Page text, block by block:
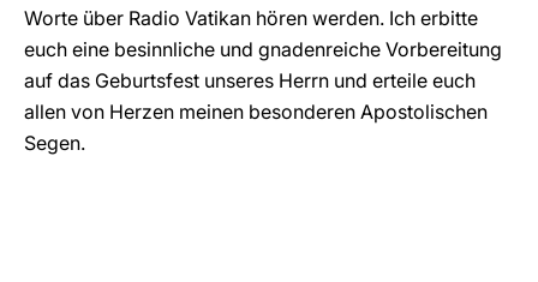
Worte über Radio Vatikan hören werden. Ich erbitte
euch eine besinnliche und gnadenreiche Vorbereitung
auf das Geburtsfest unseres Herrn und erteile euch
allen von Herzen meinen besonderen Apostolischen
Segen.